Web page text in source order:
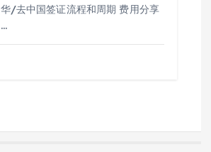
/去中国签证流程和周期 费用分享